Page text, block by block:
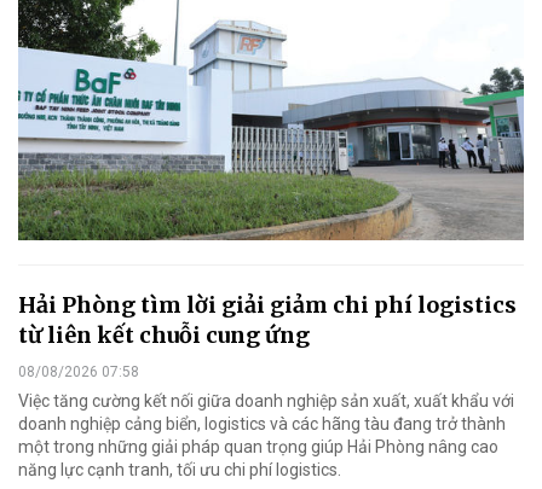
Hải Phòng tìm lời giải giảm chi phí logistics
từ liên kết chuỗi cung ứng
08/08/2026 07:58
Việc tăng cường kết nối giữa doanh nghiệp sản xuất, xuất khẩu với
doanh nghiệp cảng biển, logistics và các hãng tàu đang trở thành
một trong những giải pháp quan trọng giúp Hải Phòng nâng cao
năng lực cạnh tranh, tối ưu chi phí logistics.